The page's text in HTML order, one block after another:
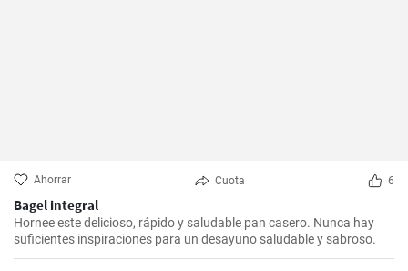
Ahorrar Cuota 6
Bagel integral
Hornee este delicioso, rápido y saludable pan casero. Nunca hay
suficientes inspiraciones para un desayuno saludable y sabroso.